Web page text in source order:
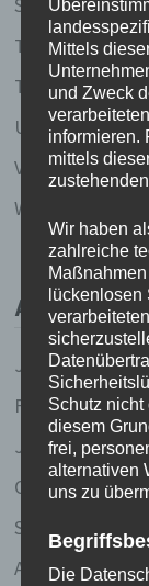
Thailand 2003
Thailand 2020
Uncategorized
Vietnam 2005/
Weise Worte
ARCHIV
Juli 2023
Februar 2020
Januar 2020
Oktober 2017
September 2017
April 2011
Mittels
und Zweck
informieren.
mittels
Wir haben
zahlreiche
Schutz nicht
diesem
frei,
alternativen
uns zu
Die